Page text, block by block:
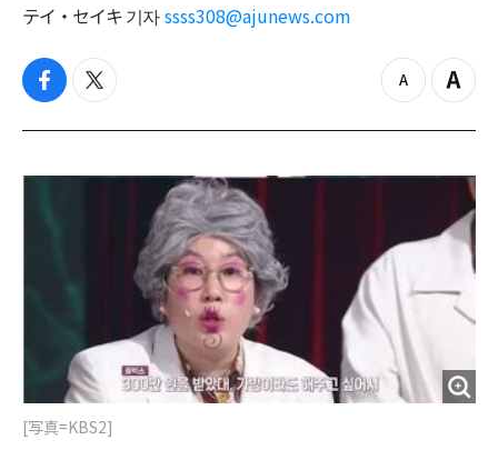
テイ・セイキ 기자 ssss308@ajunews.com
f
c
b
t
i
t
z
o
o
Z
o
i
[写真=KBS2]